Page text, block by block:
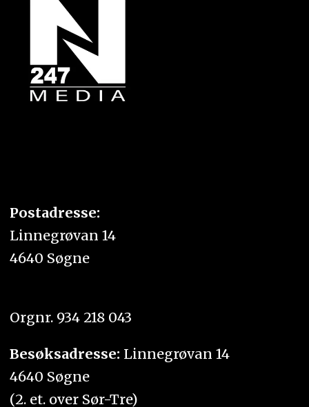
Postadresse:
Linnegrøvan 14
4640 Søgne
Orgnr. 934 218 043
Besøksadresse: Linnegrøvan 14
4640 Søgne
(2. et. over Sør-Tre)